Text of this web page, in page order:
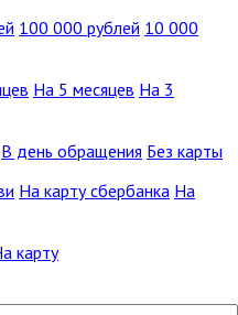
100 000 рублей 10 000
На 5 месяцев На 3
В день обращения Без карты
На карту сбербанка На
карту